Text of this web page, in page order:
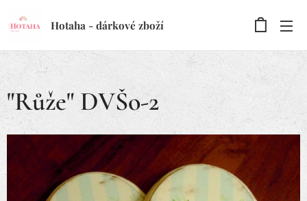
Hotaha - dárkové zboží
"Růže" DVŠo-2